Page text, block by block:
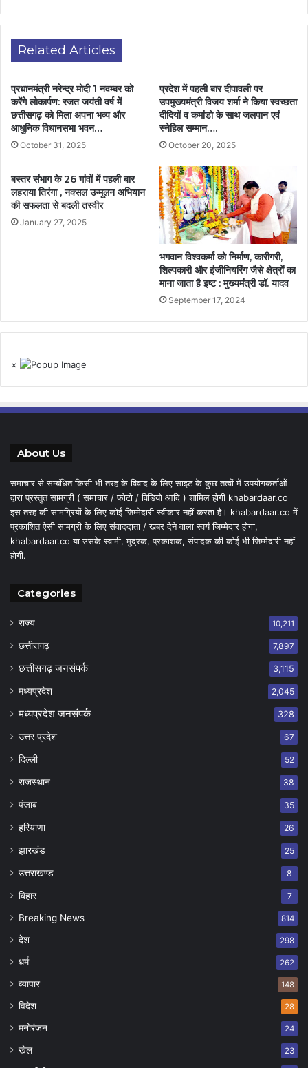
Related Articles
प्रधानमंत्री नरेन्द्र मोदी 1 नवम्बर को
करेंगे लोकार्पण: रजत जयंती वर्ष में
छत्तीसगढ़ को मिला अपना भव्य और
आधुनिक विधानसभा भवन…
October 31, 2025
प्रदेश में पहली बार दीपावली पर
उपमुख्यमंत्री विजय शर्मा ने किया स्वच्छता
दीदियों व कमांडो के साथ जलपान एवं
स्नेहिल सम्मान….
October 20, 2025
बस्तर संभाग के 26 गांवों में पहली बार
लहराया तिरंगा , नक्सल उन्मूलन अभियान
की सफलता से बदली तस्वीर
January 27, 2025
भगवान विश्वकर्मा को निर्माण, कारीगरी,
शिल्पकारी और इंजीनियरिंग जैसे क्षेत्रों का
माना जाता है इष्ट : मुख्यमंत्री डॉ. यादव
September 17, 2024
×
About Us
समाचार से सम्बंधित किसी भी तरह के विवाद के लिए साइट के कुछ तत्वों में उपयोगकर्ताओं
द्वारा प्रस्तुत सामग्री ( समाचार / फोटो / विडियो आदि ) शामिल होगी khabardaar.co
इस तरह की सामग्रियों के लिए कोई जिम्मेदारी स्वीकार नहीं करता है। khabardaar.co में
प्रकाशित ऐसी सामग्री के लिए संवाददाता / खबर देने वाला स्वयं जिम्मेदार होगा,
khabardaar.co या उसके स्वामी, मुद्रक, प्रकाशक, संपादक की कोई भी जिम्मेदारी नहीं
होगी.
Categories
राज्य 10,211
छत्तीसगढ़ 7,897
छत्तीसगढ़ जनसंपर्क 3,115
मध्यप्रदेश 2,045
मध्यप्रदेश जनसंपर्क 328
उत्तर प्रदेश 67
दिल्ली 52
राजस्थान 38
पंजाब 35
हरियाणा 26
झारखंड 25
उत्तराखण्ड 8
बिहार 7
Breaking News 814
देश 298
धर्म 262
व्यापार 148
विदेश 28
मनोरंजन 24
खेल 23